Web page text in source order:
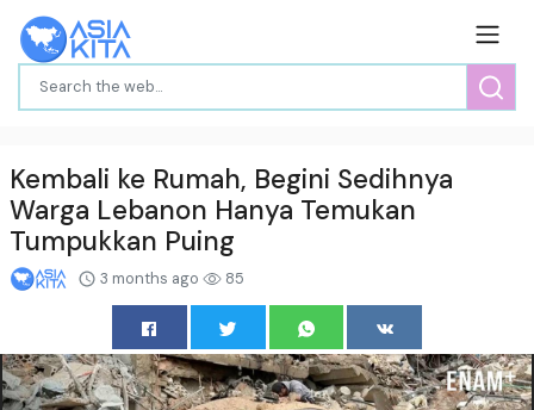
Kembali ke Rumah, Begini Sedihnya
Warga Lebanon Hanya Temukan
Tumpukkan Puing
3 months ago 85